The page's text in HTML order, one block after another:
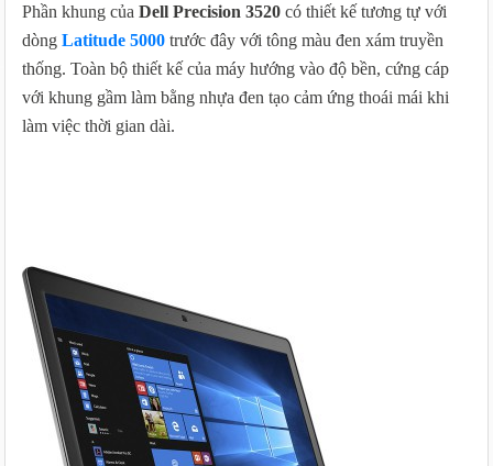
Phần khung củaDell Precision 3520 có thiết kế tương tự với
dòngLatitude 5000 trước đây với tông màu đen xám truyền
thống. Toàn bộ thiết kế của máy hướng vào độ bền, cứng cáp
với khung gầm làm bằng nhựa đen tạo cảm ứng thoái mái khi
làm việc thời gian dài.